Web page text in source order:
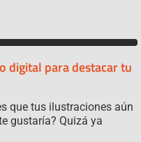
digital para destacar tu
que tus ilustraciones aún
gustaría? Quizá ya